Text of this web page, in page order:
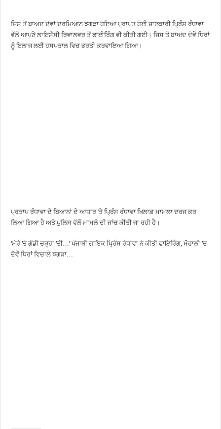
ਜਿਸ ਤੋਂ ਬਾਅਦ ਦੋਵਾਂ ਦਰਮਿਆਨ ਝਗੜਾ ਹੋਇਆ ਪ੍ਰਾਪਤ ਹੋਈ ਜਾਣਕਾਰੀ ਪ੍ਰਿੰਸ ਰੰਧਾਵਾ
ਵੱਲੋਂ ਆਪਣੇ ਲਾਇਸੈਂਸੀ ਰਿਵਾਲਵਰ ਤੋਂ ਫਾਈਰਿੰਗ ਵੀ ਕੀਤੀ ਗਈ। ਜਿਸ ਤੋਂ ਬਾਅਦ ਦੋਵੇਂ ਧਿਰਾਂ
ਨੂੰ ਇਲਾਜ ਲਈ ਹਸਪਤਾਲ ਵਿਚ ਭਰਤੀ ਕਰਵਾਇਆ ਗਿਆ।
ਪ੍ਰਤਾਪ ਰੰਧਾਵਾ ਦੇ ਬਿਆਨਾਂ ਦੇ ਆਧਾਰ ’ਤੇ ਪ੍ਰਿੰਸ ਰੰਧਾਵਾ ਖਿਲਾਫ਼ ਮਾਮਲਾ ਦਰਜ ਕਰ
ਲਿਆ ਗਿਆ ਹੈ ਅਤੇ ਪੁਲਿਸ ਵੱਲੋਂ ਮਾਮਲੇ ਦੀ ਜਾਂਚ ਕੀਤੀ ਜਾ ਰਹੀ ਹੈ।
‘ਮੇਰੇ ‘ਤੇ ਗੱਡੀ ਚੜ੍ਹਾ ‘ਤੀ…’ ਪੰਜਾਬੀ ਗਾਇਕ ਪ੍ਰਿੰਸ ਰੰਧਾਵਾ ਨੇ ਕੀਤੀ ਫਾਇਰਿੰਗ, ਮੋਹਾਲੀ ‘ਚ
ਦੋਵੇਂ ਧਿਰਾਂ ਵਿਚਾਲੇ ਝਗੜਾ…